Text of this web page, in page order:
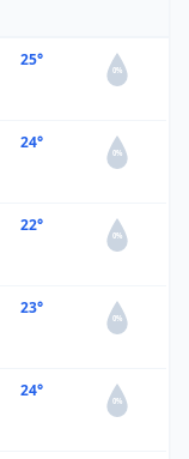
25°
0%
24°
0%
22°
0%
23°
0%
24°
0%